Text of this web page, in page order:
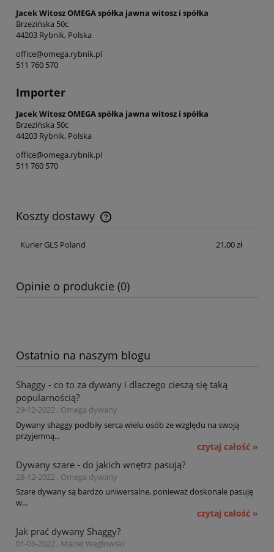
Jacek Witosz OMEGA spółka jawna witosz i spółka
Brzezińska 50c
44203 Rybnik, Polska
office@omega.rybnik.pl
511 760 570
Importer
Jacek Witosz OMEGA spółka jawna witosz i spółka
Brzezińska 50c
44203 Rybnik, Polska
office@omega.rybnik.pl
511 760 570
Koszty dostawy
Cena nie zawiera ewentualnych kosztów płatności
Kurier GLS Poland
21,00 zł
Opinie o produkcie (0)
Ostatnio na naszym blogu
Shaggy - co to za dywany i dlaczego cieszą się taką
popularnością?
29-12-2022 , Omega dywany
Dywany shaggy podbiły serca wielu osób ze względu na swoją
przyjemną...
czytaj całość »
Dywany szare - do jakich wnętrz pasują?
28-12-2022 , Omega dywany
Szare dywany są bardzo uniwersalne, ponieważ doskonale pasuję
w...
czytaj całość »
Jak prać dywany Shaggy?
01-06-2022 , Maciej Węgłowski